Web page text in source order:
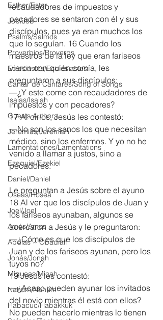
Esther/Ester
Job/Job
Psalms/Salmos
Proverbios/Proverbs
Eclesiastés/Ecclesiastes
Cantar de Cantares/Song of Songs
Isaías/Isaiah
Guests Authors
Jeremias/Jeremiah
Lamentationes/Lamentations
Ezequiel/Ezekiel
Daniel/Daniel
Oseas/Hosea
Joel/Joel
Amós/Amos
Abdías ~ Obadiah
Jonás/Jonah
Miqueas/Micah
Nahúm/Nahum
Habacuc/Habakkuk
recaudadores de impuestos y
pecadores se sentaron con él y sus
discípulos, pues ya eran muchos los
que lo seguían. 16 Cuando los
maestros de la ley que eran fariseos
vieron con quién comía, les
preguntaron a sus discípulos:
—¿Y este come con recaudadores de
impuestos y con pecadores?
17 Al oírlos, Jesús les contestó:
—No son los sanos los que necesitan
médico, sino los enfermos. Y yo no he
venido a llamar a justos, sino a
pecadores.
Le preguntan a Jesús sobre el ayuno
18 Al ver que los discípulos de Juan y
los fariseos ayunaban, algunos se
acercaron a Jesús y le preguntaron:
—¿Cómo es que los discípulos de
Juan y de los fariseos ayunan, pero los
tuyos no?
19 Jesús les contestó:
—¿Acaso pueden ayunar los invitados
del novio mientras él está con ellos?
No pueden hacerlo mientras lo tienen